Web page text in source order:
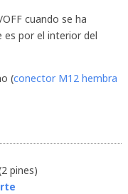
cuando se ha
es por el interior del
(conector M12 hembra
pines)